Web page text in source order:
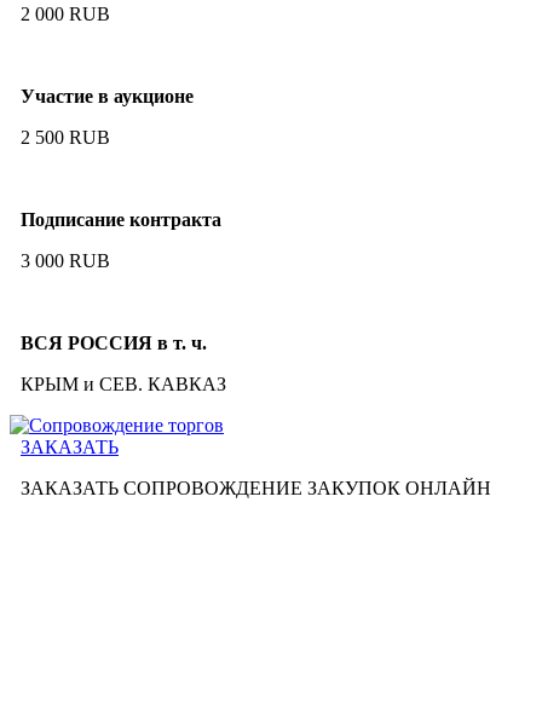
2 000 RUB
Участие в аукционе
2 500 RUB
Подписание контракта
3 000 RUB
ВСЯ РОССИЯ в т. ч.
КРЫМ и СЕВ. КАВКАЗ
ЗАКАЗАТЬ
ЗАКАЗАТЬ СОПРОВОЖДЕНИЕ ЗАКУПОК ОНЛАЙН